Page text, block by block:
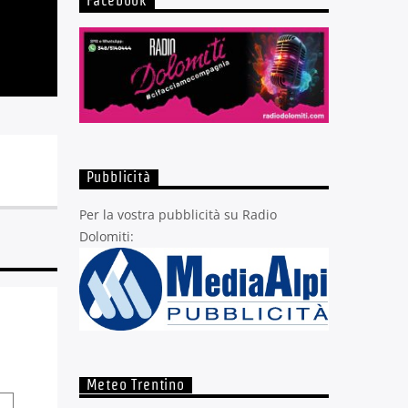
Pubblicità
Per la vostra pubblicità su Radio
Dolomiti:
Meteo Trentino